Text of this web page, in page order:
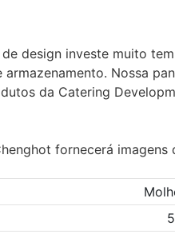
design investe muito
Nossa
da Catering
fornecerá